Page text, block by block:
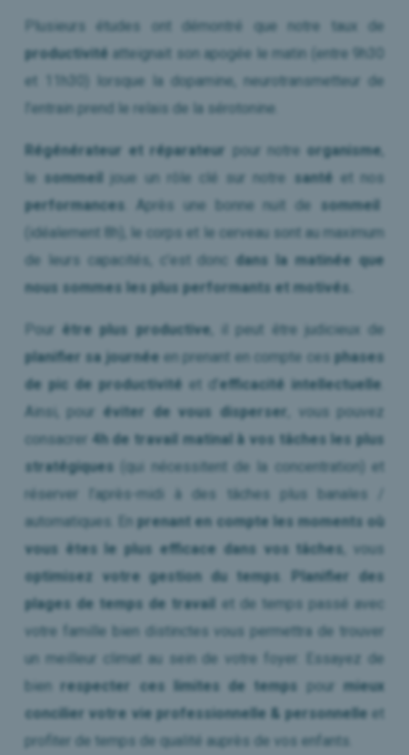
Plusieurs études ont démontré que notre taux de
productivité atteignait son apogée le matin (entre 9h30
et 11h30) lorsque la dopamine, neurotransmetteur de
l’entrain prend le relais de la sérotonine.
Régénérateur et réparateur pour notre organisme
le sommeil joue un rôle clé sur notre santé et nos
performances . Après une bonne nuit de
sommeil
(idéalement 8h), le corps et le cerveau sont au maximum
de leurs capacités, c’est donc dans la matinée que
nous sommes les plus performants et motivés.
Pour être plus productive , il peut être judicieux de
planifier sa journée en prenant en compte cesphases
de pic de productivité et d’ efficacité intellectuelle
Ainsi, pour éviter de vous disperser
, vous pouvez
consacrer 4h de travail matinal à vos tâches les plus
stratégiques (qui nécessitent de la concentration) et
réserver l’après-midi à des tâches plus banales /
automatiques. Enprenant en compte les moments où
vous êtes le plus efficace dans vos tâches , vous
optimisez votre gestion du temps
Planifier des
plages de temps de travail
et de temps passé avec
votre famille bien distinctes vous permettra de trouver
un meilleur climat au sein de votre foyer. Essayez de
bien respecter ces limites de temps pour mieux
concilier votre vie professionnelle & personnelle et
profiter de temps de qualité auprès de vos enfants.